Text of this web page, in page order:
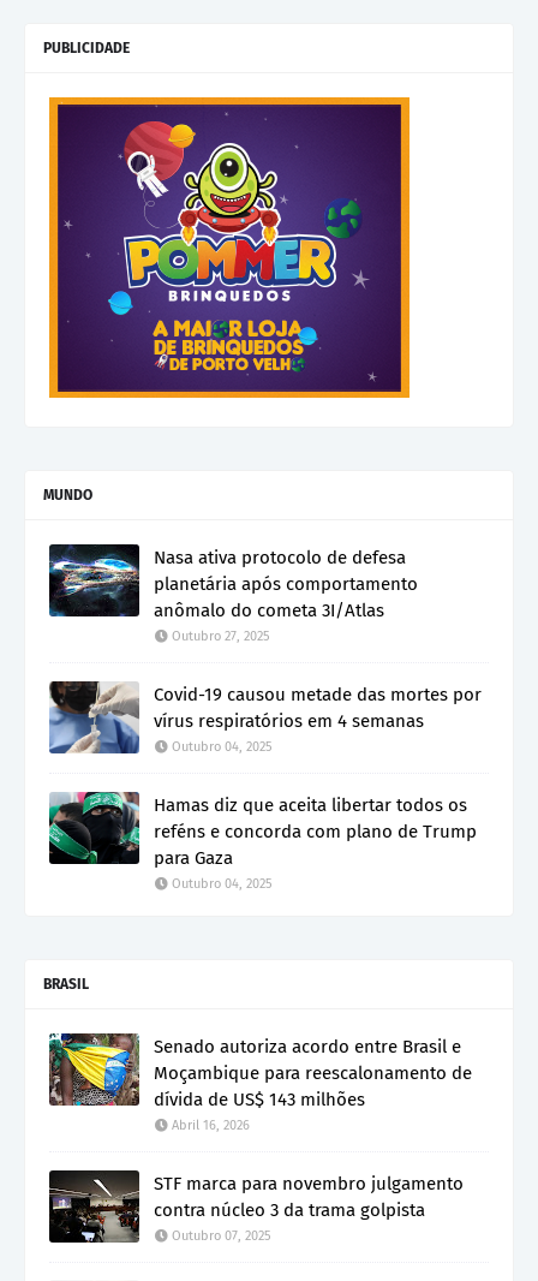
PUBLICIDADE
MUNDO
Nasa ativa protocolo de defesa
planetária após comportamento
anômalo do cometa 3I/Atlas
Outubro 27, 2025
Covid-19 causou metade das mortes por
vírus respiratórios em 4 semanas
Outubro 04, 2025
Hamas diz que aceita libertar todos os
reféns e concorda com plano de Trump
para Gaza
Outubro 04, 2025
BRASIL
Senado autoriza acordo entre Brasil e
Moçambique para reescalonamento de
dívida de US$ 143 milhões
Abril 16, 2026
STF marca para novembro julgamento
contra núcleo 3 da trama golpista
Outubro 07, 2025